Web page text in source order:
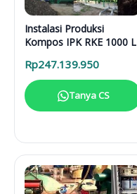
Instalasi Produksi
Kompos IPK RKE 1000 L
Rp247.139.950
Tanya CS